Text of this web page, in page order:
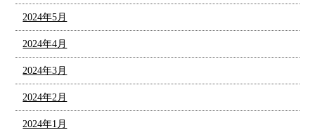
2024年5月
2024年4月
2024年3月
2024年2月
2024年1月